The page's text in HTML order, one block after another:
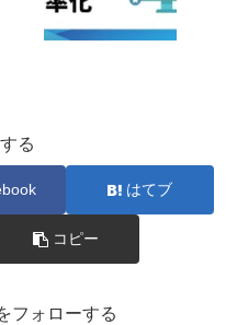
る
はてブ
コピー
フォローする